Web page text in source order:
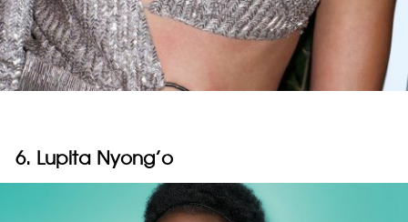
6. Lupita Nyong’o